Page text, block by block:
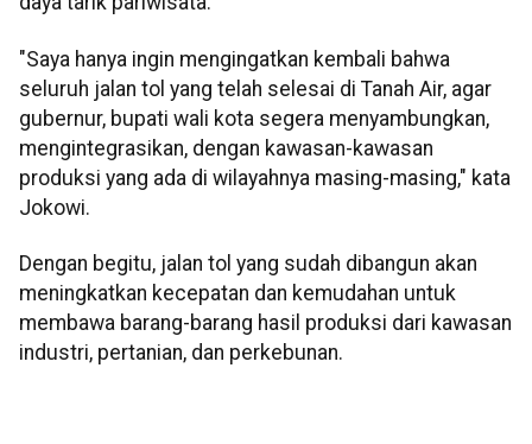
"Saya hanya ingin mengingatkan kembali bahwa
seluruh jalan tol yang telah selesai di Tanah Air, agar
gubernur, bupati wali kota segera menyambungkan,
mengintegrasikan, dengan kawasan-kawasan
produksi yang ada di wilayahnya masing-masing," kata
Jokowi.
Dengan begitu, jalan tol yang sudah dibangun akan
meningkatkan kecepatan dan kemudahan untuk
membawa barang-barang hasil produksi dari kawasan
industri, pertanian, dan perkebunan.